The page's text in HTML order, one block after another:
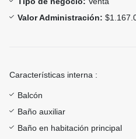
Valor Administración:
Características interna :
Balcón
Baño auxiliar
Baño en habitación principal